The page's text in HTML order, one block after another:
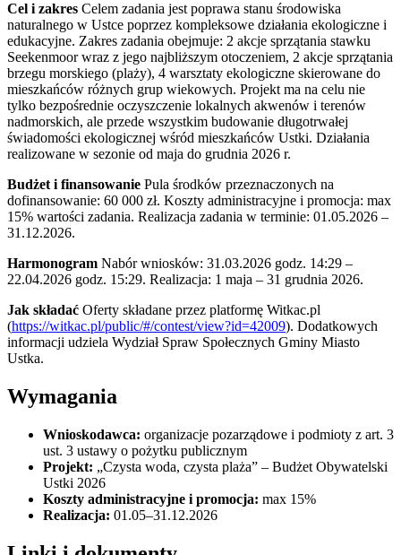
Cel i zakres Celem zadania jest poprawa stanu środowiska
naturalnego w Ustce poprzez kompleksowe działania ekologiczne i
edukacyjne. Zakres zadania obejmuje: 2 akcje sprzątania stawku
Seekenmoor wraz z jego najbliższym otoczeniem, 2 akcje sprzątania
brzegu morskiego (plaży), 4 warsztaty ekologiczne skierowane do
mieszkańców różnych grup wiekowych. Projekt ma na celu nie
tylko bezpośrednie oczyszczenie lokalnych akwenów i terenów
nadmorskich, ale przede wszystkim budowanie długotrwałej
świadomości ekologicznej wśród mieszkańców Ustki. Działania
realizowane w sezonie od maja do grudnia 2026 r.
Budżet i finansowanie Pula środków przeznaczonych na
dofinansowanie: 60 000 zł. Koszty administracyjne i promocja: max
15% wartości zadania. Realizacja zadania w terminie: 01.05.2026 –
31.12.2026.
Harmonogram Nabór wniosków: 31.03.2026 godz. 14:29 –
22.04.2026 godz. 15:29. Realizacja: 1 maja – 31 grudnia 2026.
Jak składać Oferty składane przez platformę Witkac.pl
(https://witkac.pl/public/#/contest/view?id=42009). Dodatkowych
informacji udziela Wydział Spraw Społecznych Gminy Miasto
Ustka.
Wymagania
Wnioskodawca: organizacje pozarządowe i podmioty z art. 3
ust. 3 ustawy o pożytku publicznym
Projekt: „Czysta woda, czysta plaża” – Budżet Obywatelski
Ustki 2026
Koszty administracyjne i promocja: max 15%
Realizacja: 01.05–31.12.2026